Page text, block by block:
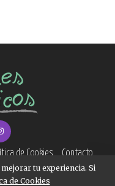
de Cookies
Contacto
tu experiencia. Si
de Cookies